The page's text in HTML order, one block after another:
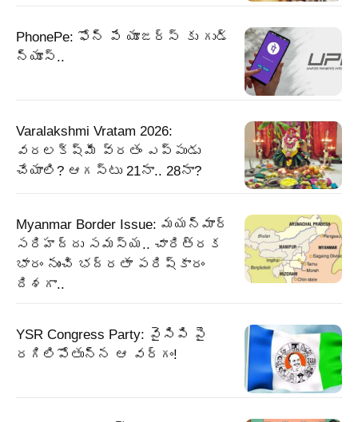
PhonePe: ఫోన్ పే యూజర్స్ కు గుడ్
న్యూస్..
Varalakshmi Vratam 2026:
వరలక్ష్మీ వ్రతం ఎప్పుడు
చేయాలి? ఆగస్టు 21నా.. 28నా?
Myanmar Border Issue: మయన్మార్‌
సరిహద్దు సమస్య.. చారిత్రక
భారం నుంచి భద్రతా పరిష్కారం
దిశగా..
YSR Congress Party: వైసిపి పై
రగిలిపోతున్న ఆ వర్గం!